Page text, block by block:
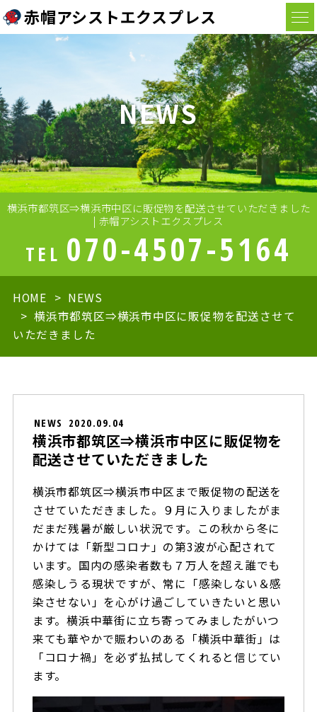
赤帽アシストエクスプレス
NEWS
横浜市都筑区⇒横浜市中区に販促物を配送させていただきました
| 赤帽アシストエクスプレス
TEL 070-4507-5164
HOME
NEWS
横浜市都筑区⇒横浜市中区に販促物を配送させて
いただきました
NEWS 2020.09.04
横浜市都筑区⇒横浜市中区に販促物を
配送させていただきました
横浜市都筑区⇒横浜市中区まで販促物の配送を
させていただきました。９月に入りましたがま
だまだ残暑が厳しい状況です。この秋から冬に
かけては「新型コロナ」の第3波が心配されて
います。国内の感染者数も７万人を超え誰でも
感染しうる現状ですが、常に「感染しない＆感
染させない」を心がけ過ごしていきたいと思い
ます。横浜中華街に立ち寄ってみましたがいつ
来ても華やかで賑わいのある「横浜中華街」は
「コロナ禍」を必ず払拭してくれると信じてい
ます。